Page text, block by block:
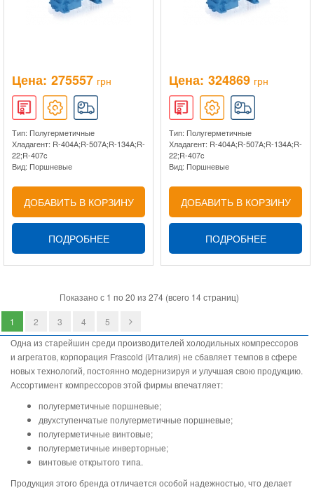
Цена: 275557 грн
Тип: Полугерметичные
Хладагент: R-404A;R-507A;R-134A;R-
22;R-407c
Вид: Поршневые
ДОБАВИТЬ В КОРЗИНУ
ПОДРОБНЕЕ
Цена: 324869 грн
Тип: Полугерметичные
Хладагент: R-404A;R-507A;R-134A;R-
22;R-407c
Вид: Поршневые
ДОБАВИТЬ В КОРЗИНУ
ПОДРОБНЕЕ
Показано с 1 по 20 из 274 (всего 14 страниц)
1 2 3 4
5
Одна из старейшин среди производителей холодильных компрессоров
и агрегатов, корпорация Frascold (Италия) не сбавляет темпов в сфере
новых технологий, постоянно модернизируя и улучшая свою продукцию.
Ассортимент компрессоров этой фирмы впечатляет:
полугерметичные поршневые;
двухступенчатые полугерметичные поршневые;
полугерметичные винтовые;
полугерметичные инверторные;
винтовые открытого типа.
Продукция этого бренда отличается особой надежностью, что делает